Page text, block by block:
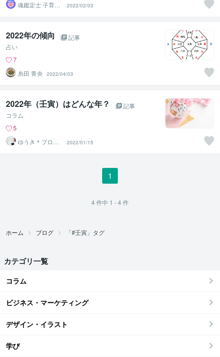
魂鑑定士 子育て
かぁちゃん！
2022/02/03
2022年の傾向
記事
占い
7
糸田 青央 2022/04/03
2022年（壬寅）はどんな年？
記事
コラム
5
ゆうき＊ブログ
も掲載中です
2022/01/15
1
4件中 1 - 4件
ホーム ブログ 「#壬寅」タグ
カテゴリ一覧
コラム
ビジネス・マーケティング
デザイン・イラスト
学び